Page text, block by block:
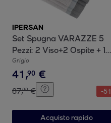
IPERSAN
Set Spugna VARAZZE 5
Pezzi: 2 Viso+2 Ospite + 1
Telo Bagno - 450 gr/mÂ² -
100% Puro Cotone
Grigio
41,90 €
87,00 € -51
Acquisto rapido